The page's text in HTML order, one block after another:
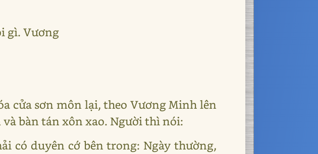
gì. Vương
cửa sơn môn lại, theo Vương Minh lên
bàn tán xôn xao. Người thì nói:
có duyên cớ bên trong: Ngày thường,